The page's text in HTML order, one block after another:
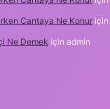
Cantaya Ne Konur için
Ne Demek için admin